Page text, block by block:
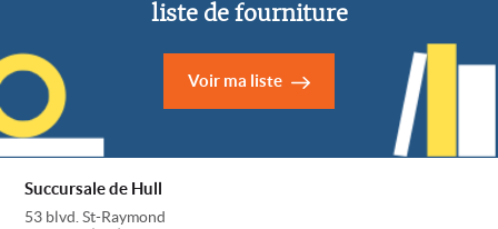
liste de fourniture
Voir ma liste
Succursale de Hull
53 blvd. St-Raymond